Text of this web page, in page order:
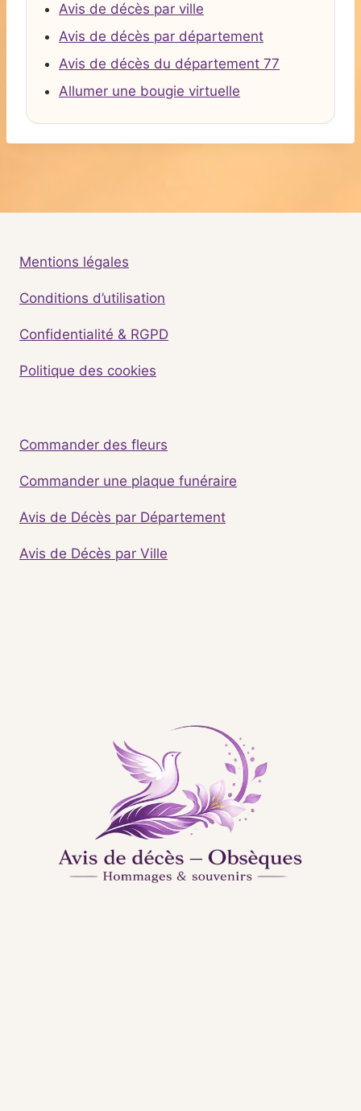
Avis de décès par ville
Avis de décès par département
Avis de décès du département 77
Allumer une bougie virtuelle
Mentions légales
Conditions d’utilisation
Confidentialité & RGPD
Politique des cookies
Commander des fleurs
Commander une plaque funéraire
Avis de Décès par Département
Avis de Décès par Ville